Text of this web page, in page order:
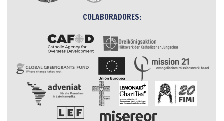
COLABORADORES: